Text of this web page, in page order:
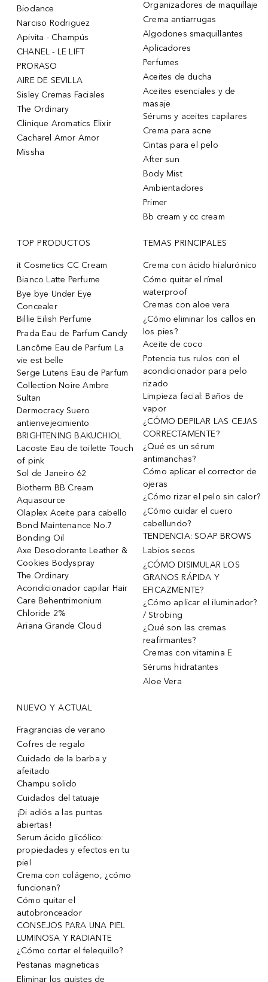
Biodance
Narciso Rodriguez
Apivita - Champús
CHANEL - LE LIFT
PRORASO
AIRE DE SEVILLA
Sisley Cremas Faciales
The Ordinary
Clinique Aromatics Elixir
Cacharel Amor Amor
Missha
Organizadores de maquillaje
Crema antiarrugas
Algodones smaquillantes
Aplicadores
Perfumes
Aceites de ducha
Aceites esenciales y de
masaje
Sérums y aceites capilares
Crema para acne
Cintas para el pelo
After sun
Body Mist
Ambientadores
Primer
Bb cream y cc cream
TOP PRODUCTOS
it Cosmetics CC Cream
Bianco Latte Perfume
Bye bye Under Eye
Concealer
Billie Eilish Perfume
Prada Eau de Parfum Candy
Lancôme Eau de Parfum La
vie est belle
Serge Lutens Eau de Parfum
Collection Noire Ambre
Sultan
Dermocracy Suero
antienvejecimiento
BRIGHTENING BAKUCHIOL
Lacoste Eau de toilette Touch
of pink
Sol de Janeiro 62
Biotherm BB Cream
Aquasource
Olaplex Aceite para cabello
Bond Maintenance No.7
Bonding Oil
Axe Desodorante Leather &
Cookies Bodyspray
The Ordinary
Acondicionador capilar Hair
Care Behentrimonium
Chloride 2%
Ariana Grande Cloud
TEMAS PRINCIPALES
Crema con ácido hialurónico
Cómo quitar el rímel
waterproof
Cremas con aloe vera
¿Cómo eliminar los callos en
los pies?
Aceite de coco
Potencia tus rulos con el
acondicionador para pelo
rizado
Limpieza facial: Baños de
vapor
¿CÓMO DEPILAR LAS CEJAS
CORRECTAMENTE?
¿Qué es un sérum
antimanchas?
Cómo aplicar el corrector de
ojeras
¿Cómo rizar el pelo sin calor?
¿Cómo cuidar el cuero
cabellundo?
TENDENCIA: SOAP BROWS
Labios secos
¿CÓMO DISIMULAR LOS
GRANOS RÁPIDA Y
EFICAZMENTE?
¿Cómo aplicar el iluminador?
/ Strobing
¿Qué son las cremas
reafirmantes?
Cremas con vitamina E
Sérums hidratantes
Aloe Vera
NUEVO Y ACTUAL
Fragrancias de verano
Cofres de regalo
Cuidado de la barba y
afeitado
Champu solido
Cuidados del tatuaje
¡Di adiós a las puntas
abiertas!
Serum ácido glicólico:
propiedades y efectos en tu
piel
Crema con colágeno, ¿cómo
funcionan?
Cómo quitar el
autobronceador
CONSEJOS PARA UNA PIEL
LUMINOSA Y RADIANTE
¿Cómo cortar el felequillo?
Pestanas magneticas
Eliminar los quistes de